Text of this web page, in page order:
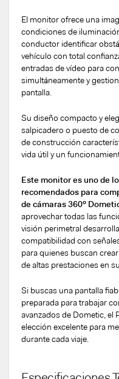
El monitor ofrece una
condiciones de
conductor identificar
vehículo con total
entradas de vídeo para
simultáneamente y
pantalla.
Su diseño compacto y
salpicadero o puesto de
de construcción
vida útil y un
Este monitor es uno de
recomendados para
de cámaras 360º
aprovechar todas las
visión perimetral
compatibilidad con
para quienes buscan
de altas prestaciones en
Si buscas una pantalla
preparada para trabajar
avanzados de Dometic, el
elección excelente para
durante cada viaje.